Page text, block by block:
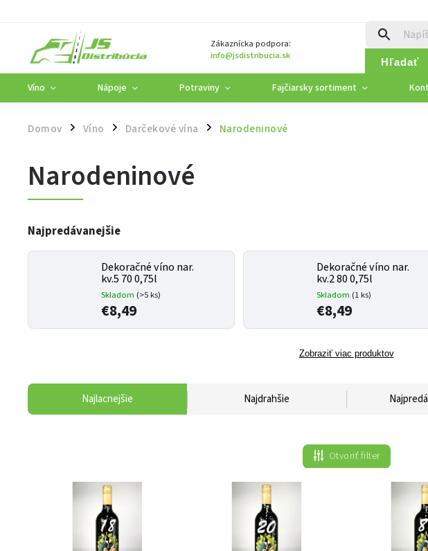
Zákaznícka podpora:
info@jsdistribucia.sk
Hľadať
Víno Nápoje Potraviny Fajčiarsky sortiment
Domov / Víno / Darčekové vína / Narodeninové
Narodeninové
Najpredávanejšie
Dekoračné víno nar.
kv.5 70 0,75l
Skladom (>5 ks)
€8,49
Dekoračné víno nar.
kv.2 80 0,75l
Skladom (1 ks)
€8,49
Zobraziť viac produktov
Najlacnejšie Najdrahšie
Otvoriť filter